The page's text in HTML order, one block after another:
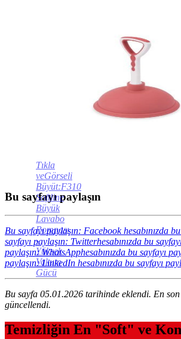
Tıkla
veGörseli
Büyüt:F310
Softline
Büyük
Lavabo
Pompası
-
Yüksek
Vakum
Gücü
Bu sayfayı paylaşın
Bu sayfayı paylaşın: Facebook hesabınızda
sayfayı paylaşın: Twitterhesabınızda bu
paylaşın: WhatsApphesabınızda bu sayfayı
paylaşın: LinkedIn hesabınızda bu sayfayı
Bu sayfa 05.01.2026 tarihinde eklendi. En
güncellendi.
Temizliğin En "Soft" ve